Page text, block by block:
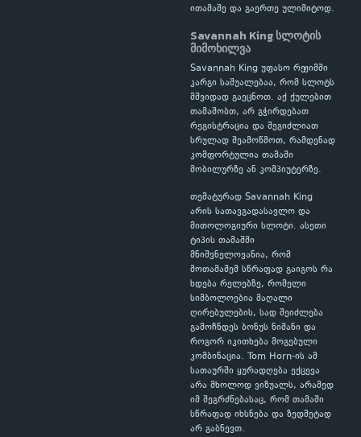
ითამაშე და გაერთე ულიმიტოდ.
Savannah King სლოტის
მიმოხილვა
Savannah King უფასო რეჟიმში
კარგი საშუალებაა, რომ სლოტს
მშვიდად გაეცნოთ. აქ ქულებით
თამაშობთ, არ გჭირდებათ
რეგისტრაცია და შეგიძლიათ
სრულად შეამოწმოთ, რამდენად
კომფორტულია თამაში
მობილურზე ან კომპიუტერზე.
თემატურად Savannah King
არის სათავგადასავლო და
მითოლოგიური სლოტი. ასეთი
ტიპის თამაშში
მნიშვნელოვანია, რომ
მოთამაშემ სწრაფად გაიგოს რა
ხდება რელებზე, რომელი
სიმბოლოებია მაღალი
ღირებულების, სად შეიძლება
გამოჩნდეს ბონუს ნიშანი და
როგორ იკითხება მოგებული
კომბინაცია. Tom Horn-ის ამ
სათაურში ყურადღება ექცევა
არა მხოლოდ ვიზუალს, არამედ
იმ შეგრძნებასაც, რომ თამაში
სწრაფად იხსნება და ზედმეტად
არ გაბნევთ.